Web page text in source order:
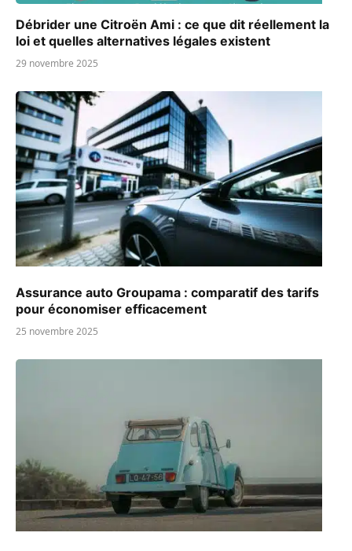
Débrider une Citroën Ami : ce que dit réellement la
loi et quelles alternatives légales existent
29 novembre 2025
Assurance auto Groupama : comparatif des tarifs
pour économiser efficacement
25 novembre 2025